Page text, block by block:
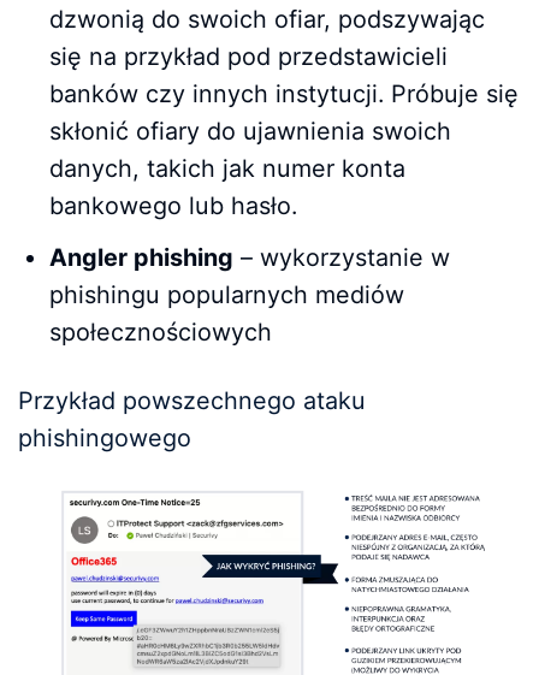
dzwonią do swoich ofiar, podszywając
się na przykład pod przedstawicieli
banków czy innych instytucji. Próbuje się
skłonić ofiary do ujawnienia swoich
danych, takich jak numer konta
bankowego lub hasło.
Angler phishing – wykorzystanie w
phishingu popularnych mediów
społecznościowych
Przykład powszechnego ataku
phishingowego